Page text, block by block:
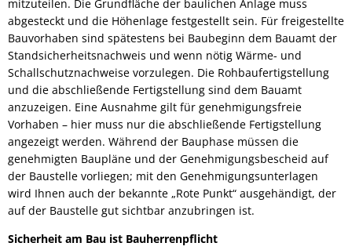
mitzuteilen. Die Grundfläche der baulichen Anlage muss
abgesteckt und die Höhenlage festgestellt sein. Für freigestellte
Bauvorhaben sind spätestens bei Baubeginn dem Bauamt der
Standsicherheitsnachweis und wenn nötig Wärme- und
Schallschutznachweise vorzulegen. Die Rohbaufertigstellung
und die abschließende Fertigstellung sind dem Bauamt
anzuzeigen. Eine Ausnahme gilt für genehmigungsfreie
Vorhaben – hier muss nur die abschließende Fertigstellung
angezeigt werden. Während der Bauphase müssen die
genehmigten Baupläne und der Genehmigungsbescheid auf
der Baustelle vorliegen; mit den Genehmigungsunterlagen
wird Ihnen auch der bekannte „Rote Punkt“ ausgehändigt, der
auf der Baustelle gut sichtbar anzubringen ist.
Sicherheit am Bau ist Bauherrenpflicht